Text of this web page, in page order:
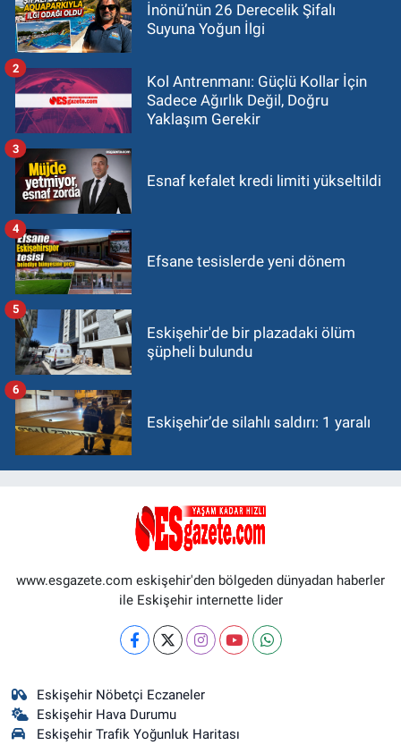
İnönü’nün 26 Derecelik Şifalı
Suyuna Yoğun İlgi
Kol Antrenmanı: Güçlü Kollar İçin
Sadece Ağırlık Değil, Doğru
Yaklaşım Gerekir
2
Esnaf kefalet kredi limiti yükseltildi
3
Efsane tesislerde yeni dönem
4
Eskişehir'de bir plazadaki ölüm
şüpheli bulundu
5
Eskişehir’de silahlı saldırı: 1 yaralı
6
www.esgazete.com eskişehir'den bölgeden dünyadan haberler
ile Eskişehir internette lider
Eskişehir Nöbetçi Eczaneler
Eskişehir Hava Durumu
Eskişehir Trafik Yoğunluk Haritası